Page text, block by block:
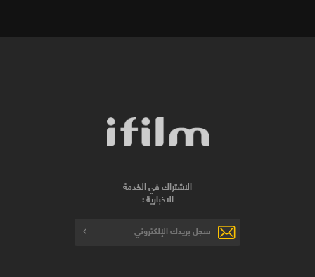
الاشتراك في الخدمة
الاخبارية :